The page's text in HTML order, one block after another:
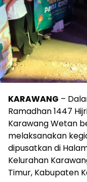
KARAWANG –
Ramadhan 1447
Karawang Wetan
melaksanakan
dipusatkan di
Kelurahan
Timur, Kabupaten